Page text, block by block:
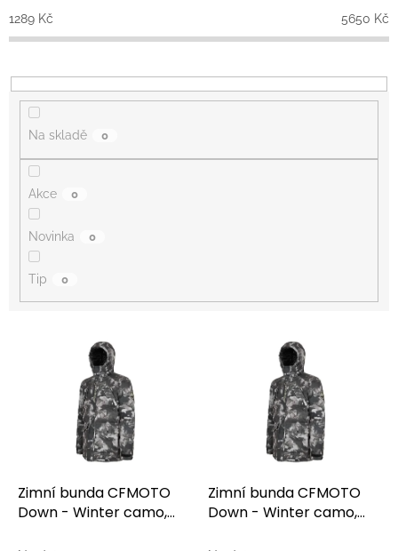
o
d
k
t
1289 Kč 5650 Kč
Na skladě 0
Akce 0
Novinka 0
Tip 0
dZimní bunda CFMOTO
Down - Winter camo,
Zimní bunda CFMOTO
Down - Winter camo,